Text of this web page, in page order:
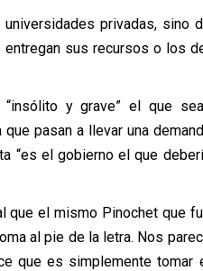
privadas, sino
sus recursos o los
y grave” el que
pasan a llevar una
“es el gobierno el que
que el mismo Pinochet que
al pie de la letra. Nos
que es simplemente tomar